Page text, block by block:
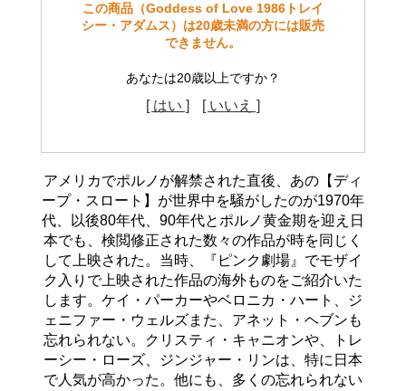
この商品（Goddess of Love 1986トレイ
シー・アダムス）は20歳未満の方には販売
できません。
あなたは20歳以上ですか？
[ はい ] [ いいえ ]
アメリカでポルノが解禁された直後、あの【ディ
ープ・スロート】が世界中を騒がしたのが1970年
代、以後80年代、90年代とポルノ黄金期を迎え日
本でも、検閲修正された数々の作品が時を同じく
して上映された。当時、『ピンク劇場』でモザイ
ク入りで上映された作品の海外ものをご紹介いた
します。ケイ・パーカーやベロニカ・ハート、ジ
ェニファー・ウェルズまた、アネット・ヘブンも
忘れられない。クリスティ・キャニオンや、トレ
ーシー・ローズ、ジンジャー・リンは、特に日本
で人気が高かった。他にも、多くの忘れられない